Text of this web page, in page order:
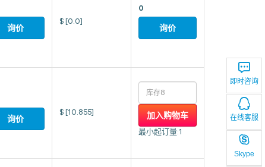
即时咨询
在线客服
Skype
询价
$ [0.0]
0
询价
询价
$ [10.855] 加入购物车
最小起订量:1